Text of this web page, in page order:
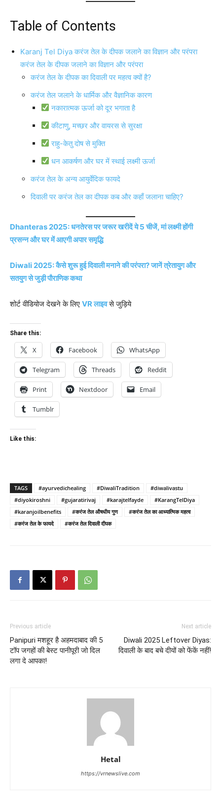
Table of Contents
Karanj Tel Diya करंज तेल के दीपक जलाने का विज्ञान और परंपरा
करंज तेल के दीपक जलाने का विज्ञान और परंपरा
करंज तेल के दीपक का दिवाली पर महत्व क्यों है?
करंज तेल जलाने के धार्मिक और वैज्ञानिक कारण
नकारात्मक ऊर्जा को दूर भगाता है
कीटाणु, मच्छर और वायरस से सुरक्षा
राहु-केतु दोष से मुक्ति
धन आकर्षण और घर में स्थाई लक्ष्मी ऊर्जा
करंज तेल के अन्य आयुर्वेदिक फायदे
दिवाली पर करंज तेल का दीपक कब और कहाँ जलाना चाहिए?
Dhanteras 2025: धनतेरस पर जरूर खरीदें ये 5 चीजें, मां लक्ष्मी होंगी
प्रसन्न और घर में आएगी अपार समृद्धि
Diwali 2025: कैसे शुरू हुई दिवाली मनाने की परंपरा? जानें त्रेतायुग और
सतयुग से जुड़ी पौराणिक कथा
शोर्ट वीडियोज देखने के लिए VR लाइवसे जुड़िये
Share this:
X Facebook WhatsApp
Telegram Threads Reddit
Print Nextdoor Email
Tumblr
Like this:
TAGS #ayurvedichealing #DiwaliTradition
#diwalivastu
#diyokiroshni
#gujaratirivaj #karajtelfayde
#KarangTelDiya
#karanjoilbenefits
#करंज तेल औषधीय गुण
#करंज तेल का आध्यात्मिक महत्व
#करंज तेल के फायदे
#करंज तेल दिवाली दीपक
Previous article
Panipuri मशहूर है अहमदाबाद की 5
टॉप जगहों की बेस्ट पानीपूरी जो दिल
लगा दे आपका!
Next article
Diwali 2025 Leftover Diyas:
दिवाली के बाद बचे दीयों को फेंकें नहीं!
Hetal
https://vrnewslive.com